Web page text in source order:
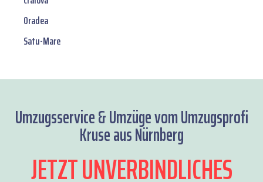
Oradea
Satu-Mare
Umzugsservice & Umzüge vom Umzugsprofi
Kruse aus Nürnberg
JETZT UNVERBINDLICHES